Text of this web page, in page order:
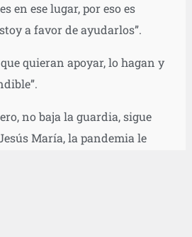
en ese lugar, por eso es
a favor de ayudarlos”.
quieran apoyar, lo hagan y
no baja la guardia, sigue
María, la pandemia le